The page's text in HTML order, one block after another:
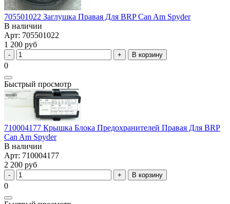
705501022 Заглушка Правая Для BRP Can Am Spyder
В наличии
Арт: 705501022
1 200 руб
В корзину
0
Быстрый просмотр
710004177 Крышка Блока Предохранителей Правая Для BRP
Can Am Spyder
В наличии
Арт: 710004177
2 200 руб
В корзину
0